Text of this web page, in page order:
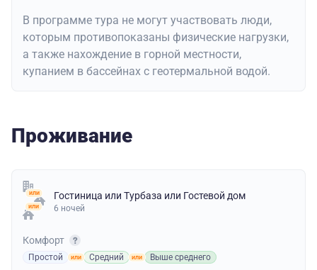
В программе тура не могут участвовать люди,
которым противопоказаны физические нагрузки,
а также нахождение в горной местности,
купанием в бассейнах с геотермальной водой.
Проживание
Гостиница или Турбаза или Гостевой дом
6 ночей
Комфорт
Простой Средний Выше среднего